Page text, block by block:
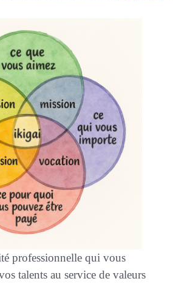
professionnelle qui vous
talents au service de valeurs